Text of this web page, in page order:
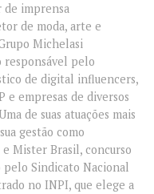
de imprensa
de moda, arte e
Michelasi
responsável pelo
de digital influencers,
e empresas de diversos
de suas atuações mais
gestão como
Mister Brasil, concurso
Sindicato Nacional
no INPI, que elege a